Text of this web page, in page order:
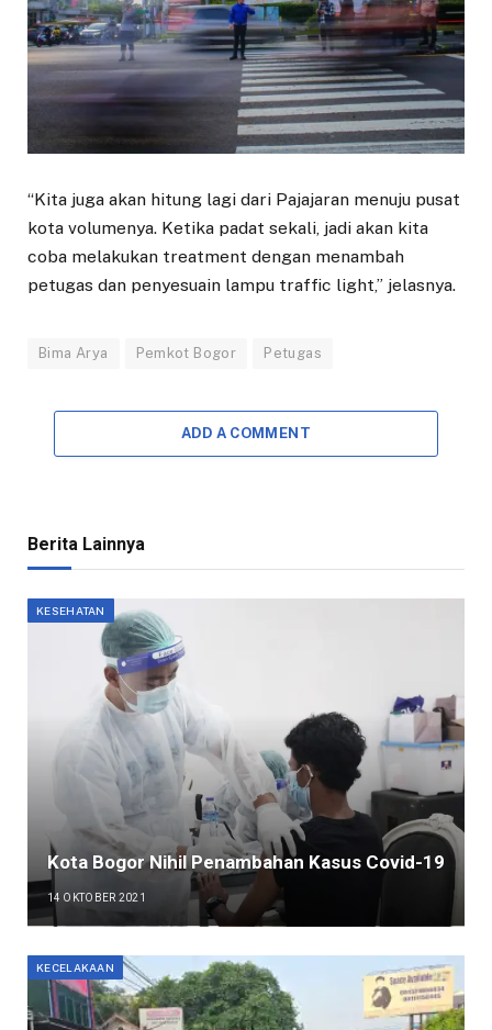
“Kita juga akan hitung lagi dari Pajajaran menuju pusat
kota volumenya. Ketika padat sekali, jadi akan kita
coba melakukan treatment dengan menambah
petugas dan penyesuain lampu traffic light,” jelasnya.
Bima Arya Pemkot Bogor Petugas
ADD A COMMENT
Berita Lainnya
KESEHATAN
Kota Bogor Nihil Penambahan Kasus Covid-19
14 OKTOBER 2021
KECELAKAAN